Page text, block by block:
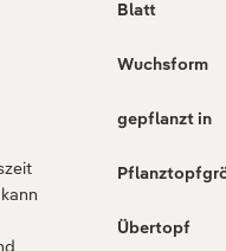
Blatt
Wuchsform
gepflanzt in
Übertopf